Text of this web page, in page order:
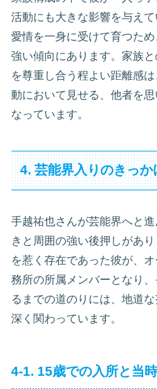
活動にも大きな影響を与え
愛情を一身に受けて育つた
強い傾向にあります。家族
を尊重し合う程よい距離感
動において見せる、他者を
なっています。
4. 芸能界入りのきっか
手越祐也さんが芸能界へと
きと周囲の強い後押しがあ
を惹く存在であった彼が、
務所の所属メンバーとなり
るまでの道のりには、地道
深く関わっています。
4-1. 15歳での入所と当